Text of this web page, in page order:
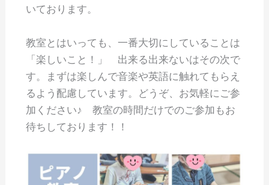
いております。
教室とはいっても、一番大切にしていることは
「楽しいこと！」 出来る出来ないはその次で
す。まずは楽しんで音楽や英語に触れてもらえ
るよう配慮しています。どうぞ、お気軽にご参
加ください♪ 教室の時間だけでのご参加もお
待ちしております！！